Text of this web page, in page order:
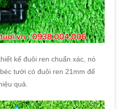
kế đuôi ren chuẩn xác, nó
tưới có đuôi ren 21mm để
quả.